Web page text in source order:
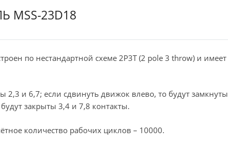
23D18
по нестандартной схеме 2P3T (2 pole 3 throw) и имеет
и 6,7; если сдвинуть движок влево, то будут замкнуты
закрыты 3,4 и 7,8 контакты.
количество рабочих циклов – 10000.